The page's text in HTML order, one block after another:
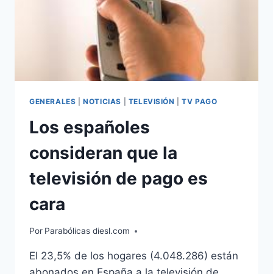
GENERALES |NOTICIAS TELEVISIÓN |TV PAGO
Los españoles
consideran que la
televisión de pago es
cara
Por Parabólicas diesl.com
El 23,5% de los hogares (4.048.286) están